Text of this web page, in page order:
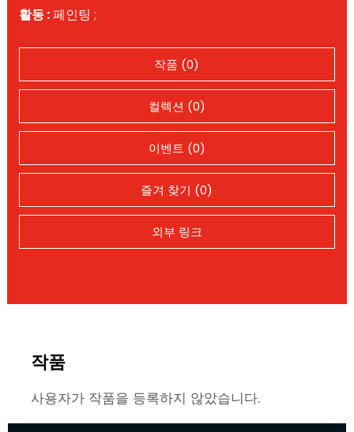
활동 :페인팅 ;
작품 (0)
컬렉션 (0)
이벤트 (0)
즐겨 찾기 (0)
외부 링크
작품
사용자가 작품을 등록하지 않았습니다.